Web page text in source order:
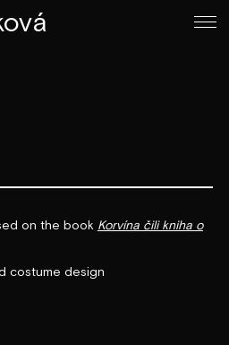
on the book Korvína čili kniha o
costume design